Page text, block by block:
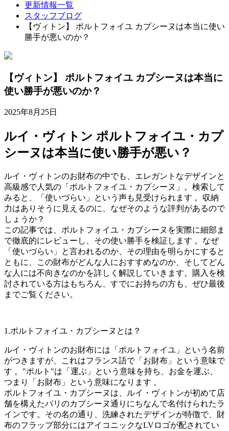
更新情報一覧
スタッフブログ
【ヴィトン】 ポルトフォイユ カプシーヌは本当に使い
勝手が悪いのか？
【ヴィトン】 ポルトフォイユ カプシーヌは本当に
使い勝手が悪いのか？
2025年8月25日
ルイ・ヴィトン ポルトフォイユ・カプ
シーヌは本当に使い勝手が悪い？
ルイ・ヴィトンのお財布の中でも、エレガントなデザインと
高級感で人気の「ポルトフォイユ・カプシーヌ」。検索して
みると、「使いづらい」という声も見受けられます 。収納
力はありそうに見えるのに、なぜそのような評判があるので
しょうか？
この記事では、ポルトフォイユ・カプシーヌを実際に細部ま
で徹底的にレビューし、その使い勝手を検証します 。なぜ
「使いづらい」と言われるのか、その理由を明らかにすると
ともに、この財布がどんな人におすすめなのか、そしてどん
な人には不向きなのかを詳しく解説していきます。購入を検
討されている方はもちろん、すでにお持ちの方も、ぜひ最後
までご覧ください。
1.ポルトフォイユ・カプシーヌとは？
ルイ・ヴィトンのお財布には「ポルトフォイユ」という名前
がつきますが、これはフランス語で「お財布」という意味で
す 。"ポルト"は「運ぶ」という意味を持ち、お金を運ぶ、
つまり「お財布」という意味になります 。
ポルトフォイユ・カプシーヌは、ルイ・ヴィトンが初めて店
舗を構えたパリのカプシーヌ通りにちなんで名付けられたラ
インです。その名の通り、洗練されたデザインが特徴で、財
布のフラップ部分にはアイコニックなLVロゴが配されてい